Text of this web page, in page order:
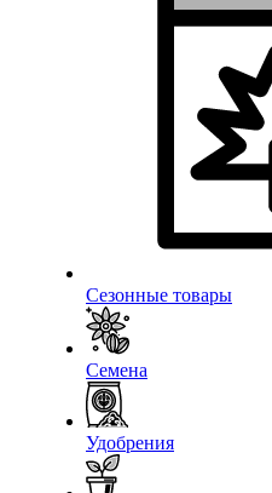
Сезонные товары
Семена
Удобрения